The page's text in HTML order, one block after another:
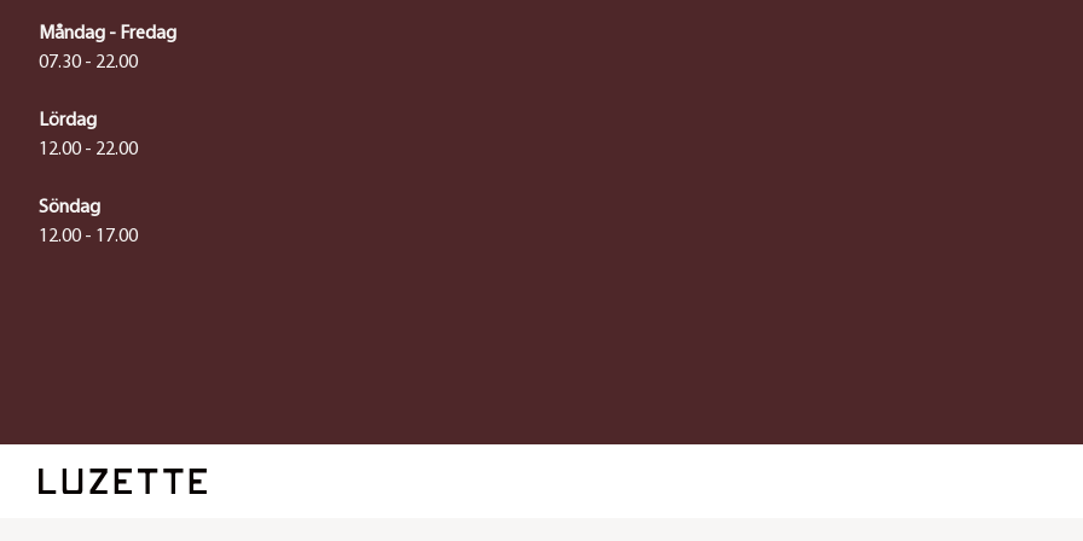
Måndag - Fredag
07.30 - 22.00
Lördag
12.00 - 22.00
Söndag
12.00 - 17.00